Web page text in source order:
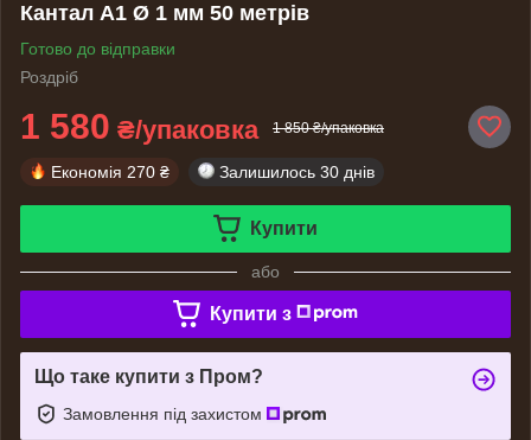
Кантал А1 Ø 1 мм 50 метрів
Готово до відправки
Роздріб
1 580 ₴/упаковка 1 850 ₴/упаковка
Економія 270 ₴ Залишилось 30 днів
Купити
або
Купити з
Що таке купити з Пром?
Замовлення під захистом